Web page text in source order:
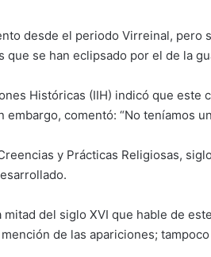
desde el periodo Virreinal, pero
se han eclipsado por el de la
Históricas (IIH) indicó que este
comentó: “No teníamos
y Prácticas Religiosas,
del siglo XVI que hable de
de las apariciones;